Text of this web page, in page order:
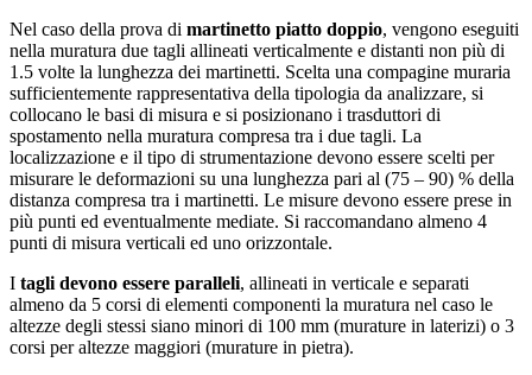
Nel caso della prova di martinetto piatto doppio, vengono eseguiti
nella muratura due tagli allineati verticalmente e distanti non più di
1.5 volte la lunghezza dei martinetti. Scelta una compagine muraria
sufficientemente rappresentativa della tipologia da analizzare, si
collocano le basi di misura e si posizionano i trasduttori di
spostamento nella muratura compresa tra i due tagli. La
localizzazione e il tipo di strumentazione devono essere scelti per
misurare le deformazioni su una lunghezza pari al (75 – 90) % della
distanza compresa tra i martinetti. Le misure devono essere prese in
più punti ed eventualmente mediate. Si raccomandano almeno 4
punti di misura verticali ed uno orizzontale.
I tagli devono essere paralleli, allineati in verticale e separati
almeno da 5 corsi di elementi componenti la muratura nel caso le
altezze degli stessi siano minori di 100 mm (murature in laterizi) o 3
corsi per altezze maggiori (murature in pietra).